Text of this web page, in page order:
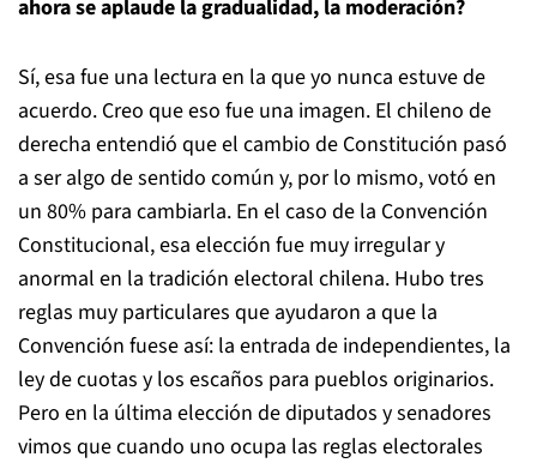
ahora se aplaude la gradualidad, la moderación?
Sí, esa fue una lectura en la que yo nunca estuve de
acuerdo. Creo que eso fue una imagen. El chileno de
derecha entendió que el cambio de Constitución pasó
a ser algo de sentido común y, por lo mismo, votó en
un 80% para cambiarla. En el caso de la Convención
Constitucional, esa elección fue muy irregular y
anormal en la tradición electoral chilena. Hubo tres
reglas muy particulares que ayudaron a que la
Convención fuese así: la entrada de independientes, la
ley de cuotas y los escaños para pueblos originarios.
Pero en la última elección de diputados y senadores
vimos que cuando uno ocupa las reglas electorales